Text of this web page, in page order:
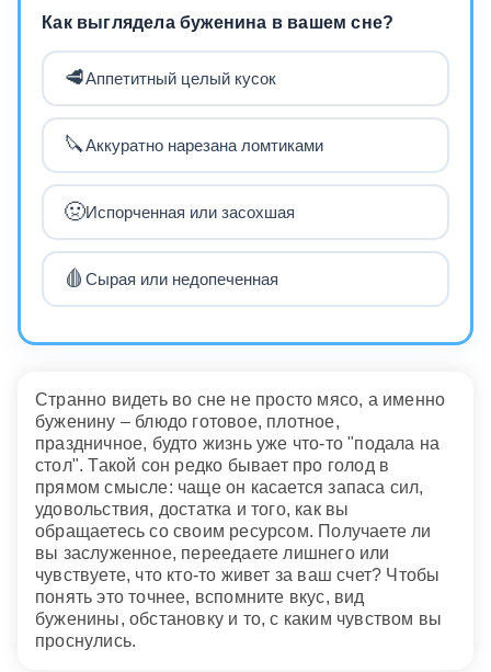
Как выглядела буженина в вашем сне?
🥩Аппетитный целый кусок
🔪Аккуратно нарезана ломтиками
🤢Испорченная или засохшая
🩸 Сырая или недопеченная
Странно видеть во сне не просто мясо, а именно
буженину – блюдо готовое, плотное,
праздничное, будто жизнь уже что-то "подала на
стол". Такой сон редко бывает про голод в
прямом смысле: чаще он касается запаса сил,
удовольствия, достатка и того, как вы
обращаетесь со своим ресурсом. Получаете ли
вы заслуженное, переедаете лишнего или
чувствуете, что кто-то живет за ваш счет? Чтобы
понять это точнее, вспомните вкус, вид
буженины, обстановку и то, с каким чувством вы
проснулись.